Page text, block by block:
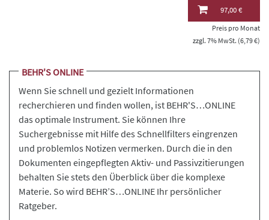
97,00 €
Preis pro Monat
zzgl. 7% MwSt. (6,79 €)
BEHR'S ONLINE
Wenn Sie schnell und gezielt Informationen
recherchieren und finden wollen, ist BEHR'S…ONLINE
das optimale Instrument. Sie können Ihre
Suchergebnisse mit Hilfe des Schnellfilters eingrenzen
und problemlos Notizen vermerken. Durch die in den
Dokumenten eingepflegten Aktiv- und Passivzitierungen
behalten Sie stets den Überblick über die komplexe
Materie. So wird BEHR’S…ONLINE Ihr persönlicher
Ratgeber.